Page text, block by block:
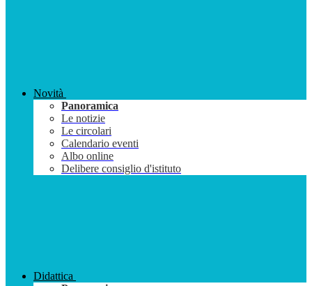
Novità
Panoramica
Le notizie
Le circolari
Calendario eventi
Albo online
Delibere consiglio d'istituto
Didattica